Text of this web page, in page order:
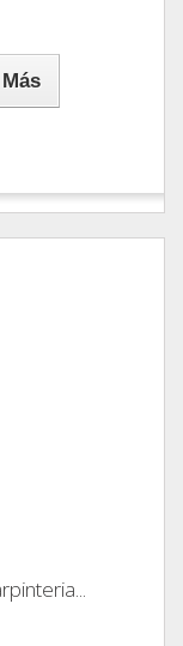
Más